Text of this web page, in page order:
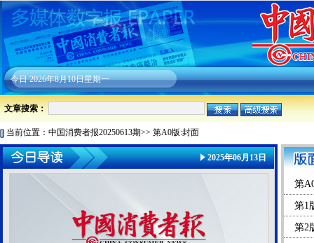
今日2026年8月10日星期一
文章搜索：
当前位置： 中国消费者报20250613期>> 第A0版:封面
2025年06月13日
第
第1
第2